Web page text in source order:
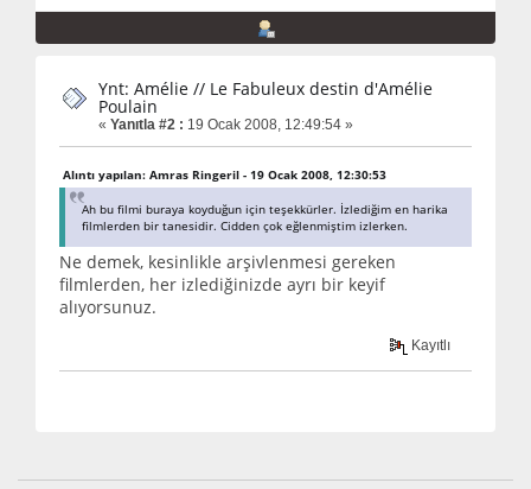
Ynt: Amélie // Le Fabuleux destin d'Amélie
Poulain
« Yanıtla #2 : 19 Ocak 2008, 12:49:54 »
Alıntı yapılan: Amras Ringeril - 19 Ocak 2008, 12:30:53
Ah bu filmi buraya koyduğun için teşekkürler. İzlediğim en harika
filmlerden bir tanesidir. Cidden çok eğlenmiştim izlerken.
Ne demek, kesinlikle arşivlenmesi gereken
filmlerden, her izlediğinizde ayrı bir keyif
alıyorsunuz.
Kayıtlı